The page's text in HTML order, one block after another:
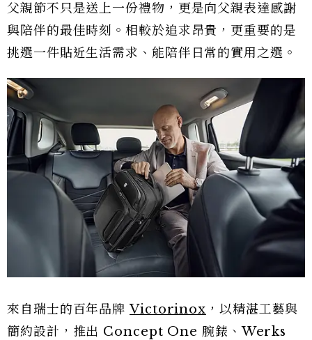
父親節不只是送上一份禮物，更是向父親表達感謝
與陪伴的最佳時刻。相較於追求昂貴，更重要的是
挑選一件貼近生活需求、能陪伴日常的實用之選。
來自瑞士的百年品牌Victorinox ，以精湛工藝與
簡約設計，推出 Concept One 腕錶、Werks